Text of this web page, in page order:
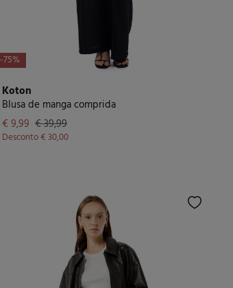
-75%
Koton
Blusa de manga comprida
€ 9,99 € 39,99
Desconto€ 30,00